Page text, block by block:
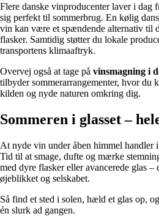
Flere danske vinproducenter laver i dag
sig perfekt til sommerbrug. En kølig
vin kan være et spændende alternativ til
flasker. Samtidig støtter du lokale
transportens klimaaftryk.
Overvej også at tage på vinsmagning i
tilbyder sommerarrangementer, hvor du
kilden og nyde naturen omkring dig.
Sommeren i glasset –
At nyde vin under åben himmel handler
Tid til at smage, dufte og mærke
med dyre flasker eller avancerede glas –
øjeblikket og selskabet.
Så find et sted i solen, hæld et glas op,
én slurk ad gangen.